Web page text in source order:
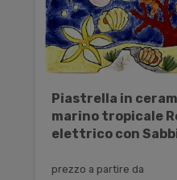
Piastrella in
marino tropicale
elettrico con
prezzo a partire da